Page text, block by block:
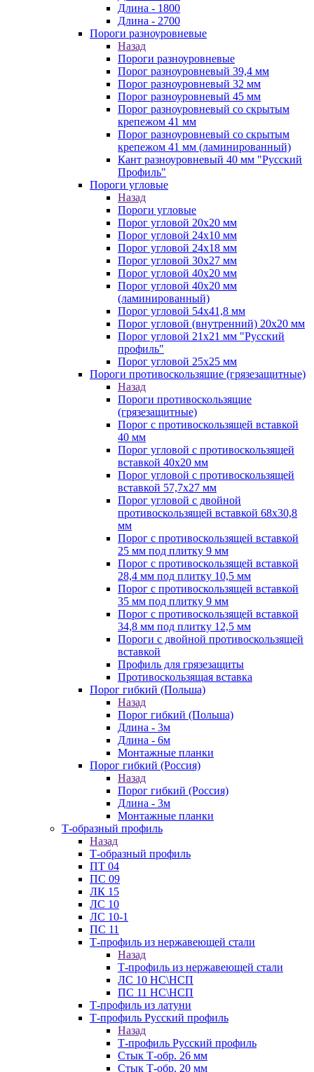
Длина - 1800
Длина - 2700
Пороги разноуровневые
Назад
Пороги разноуровневые
Порог разноуровневый 39,4 мм
Порог разноуровневый 32 мм
Порог разноуровневый 45 мм
Порог разноуровневый со скрытым
крепежом 41 мм
Порог разноуровневый со скрытым
крепежом 41 мм (ламинированный)
Кант разноуровневый 40 мм "Русский
Профиль"
Пороги угловые
Назад
Пороги угловые
Порог угловой 20х20 мм
Порог угловой 24х10 мм
Порог угловой 24х18 мм
Порог угловой 30х27 мм
Порог угловой 40х20 мм
Порог угловой 40х20 мм
(ламинированный)
Порог угловой 54х41,8 мм
Порог угловой (внутренний) 20х20 мм
Порог угловой 21х21 мм "Русский
профиль"
Порог угловой 25х25 мм
Пороги противоскользящие (грязезащитные)
Назад
Пороги противоскользящие
(грязезащитные)
Порог с противоскользящей вставкой
40 мм
Порог угловой с противоскользящей
вставкой 40х20 мм
Порог угловой с противоскользящей
вставкой 57,7х27 мм
Порог угловой с двойной
противоскользящей вставкой 68х30,8
мм
Порог с противоскользящей вставкой
25 мм под плитку 9 мм
Порог с противоскользящей вставкой
28,4 мм под плитку 10,5 мм
Порог с противоскользящей вставкой
35 мм под плитку 9 мм
Порог с противоскользящей вставкой
34,8 мм под плитку 12,5 мм
Пороги с двойной противоскользящей
вставкой
Профиль для грязезащиты
Противоскользящая вставка
Порог гибкий (Польша)
Назад
Порог гибкий (Польша)
Длина - 3м
Длина - 6м
Монтажные планки
Порог гибкий (Россия)
Назад
Порог гибкий (Россия)
Длина - 3м
Монтажные планки
Т-образный профиль
Назад
Т-образный профиль
ПТ 04
ПС 09
ЛК 15
ЛС 10
ЛС 10-1
ПС 11
Т-профиль из нержавеющей стали
Назад
Т-профиль из нержавеющей стали
ЛС 10 НС\НСП
ПС 11 НС\НСП
Т-профиль из латуни
Т-профиль Русский профиль
Назад
Т-профиль Русский профиль
Стык Т-обр. 26 мм
Стык Т-обр. 20 мм